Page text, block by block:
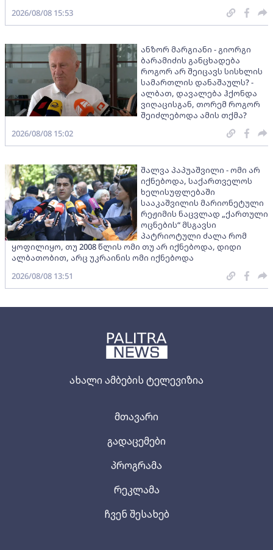
ახალი ამბების ტელევიზია
მთავარი
გადაცემები
პროგრამა
რეკლამა
ჩვენ შესახებ
2026/08/08 15:53
ანზორ მარგიანი - გიორგი
ბარამიძის განცხადება
როგორ არ შეიცავს სისხლის
სამართლის დანაშაულს? -
ალბათ, დავალება ჰქონდა
ვიღაცისგან, თორემ როგორ
შეიძლებოდა ამის თქმა?
2026/08/08 15:02
შალვა პაპუაშვილი - ომი არ
იქნებოდა, საქართველოს
ხელისუფლებაში
სააკაშვილის მარიონეტული
რეჟიმის ნაცვლად „ქართული
ოცნების“ მსგავსი
პატრიოტული ძალა რომ
ყოფილიყო, თუ 2008 წლის ომი თუ არ იქნებოდა, დიდი
ალბათობით, არც უკრაინის ომი იქნებოდა
2026/08/08 13:51